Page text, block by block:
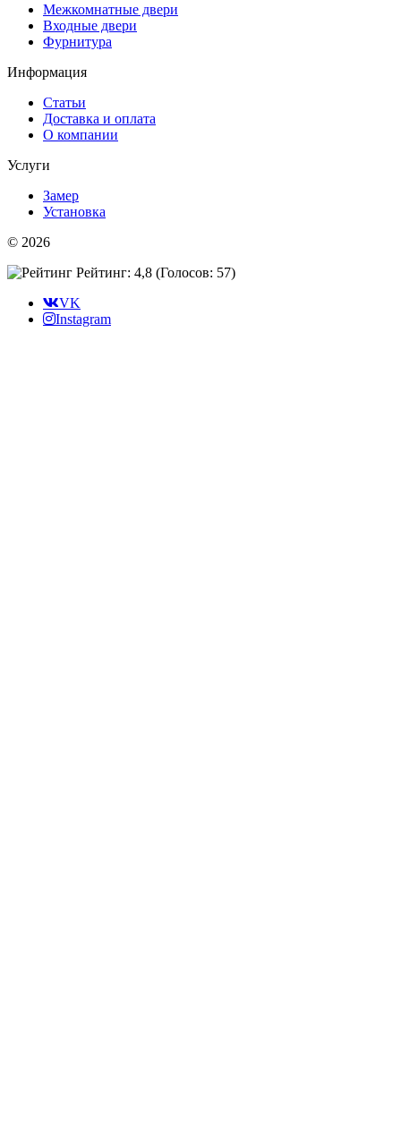
Межкомнатные двери
Входные двери
Фурнитура
Информация
Статьи
Доставка и оплата
О компании
Услуги
Замер
Установка
© 2026
Рейтинг: 4,8 (Голосов: 57)
VK
Instagram